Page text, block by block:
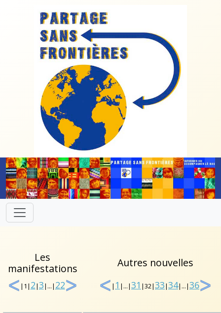
Les
manifestations
Autres nouvelles
|1| 2|3|...| 22 | 1 |...|31 |32|33|34|...|36